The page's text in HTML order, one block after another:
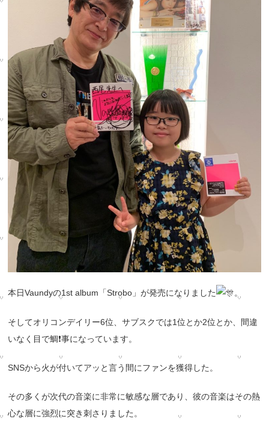
本日Vaundyの1st album「Strobo」が発売になりました 。
そしてオリコンデイリー6位、サブスクでは1位とか2位とか、 間違
いなく目で鯛❗️事になっています。
SNSから火が付いてアッと言う間にファンを獲得した。
その多くが次代の音楽に非常に敏感な層であり、彼の音楽はその熱
心な層に強烈に突き刺さりました。